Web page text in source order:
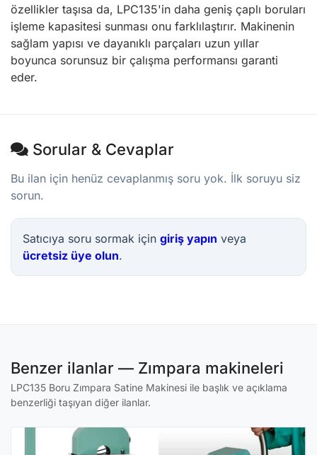
özellikler taşısa da, LPC135'in daha geniş çaplı boruları
işleme kapasitesi sunması onu farklılaştırır. Makinenin
sağlam yapısı ve dayanıklı parçaları uzun yıllar
boyunca sorunsuz bir çalışma performansı garanti
eder.
Sorular & Cevaplar
Bu ilan için henüz cevaplanmış soru yok. İlk soruyu siz
sorun.
Satıcıya soru sormak için giriş yapın veya
ücretsiz üye olun.
Benzer ilanlar — Zımpara makineleri
LPC135 Boru Zımpara Satine Makinesi ile başlık ve açıklama
benzerliği taşıyan diğer ilanlar.